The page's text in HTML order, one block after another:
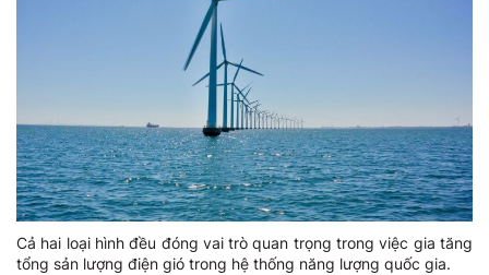
Cả hai loại hình đều đóng vai trò quan trọng trong việc gia tăng
tổng sản lượng điện gió trong hệ thống năng lượng quốc gia.